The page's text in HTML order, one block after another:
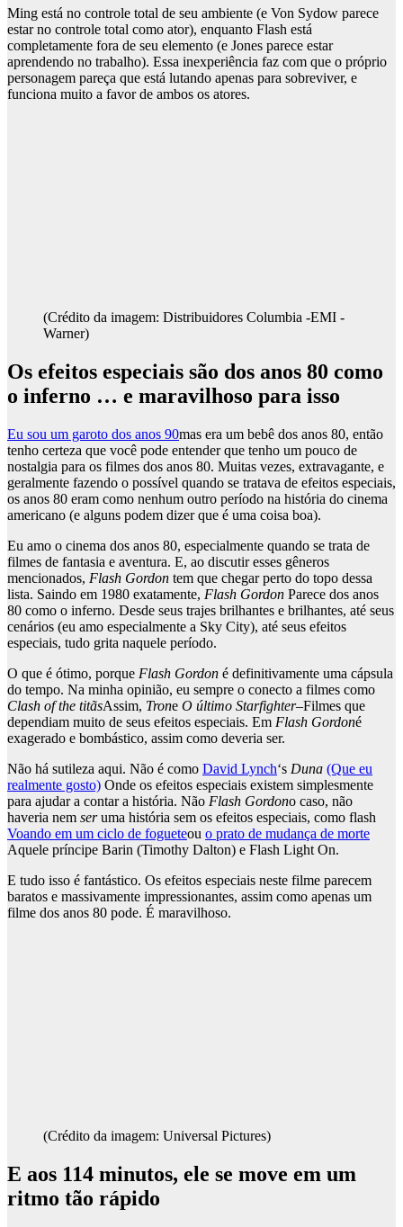
Ming está no controle total de seu ambiente (e Von Sydow parece
estar no controle total como ator), enquanto Flash está
completamente fora de seu elemento (e Jones parece estar
aprendendo no trabalho). Essa inexperiência faz com que o próprio
personagem pareça que está lutando apenas para sobreviver, e
funciona muito a favor de ambos os atores.
(Crédito da imagem: Distribuidores Columbia -EMI -
Warner)
Os efeitos especiais são dos anos 80 como
o inferno … e maravilhoso para isso
Eu sou um garoto dos anos 90mas era um bebê dos anos 80, então
tenho certeza que você pode entender que tenho um pouco de
nostalgia para os filmes dos anos 80. Muitas vezes, extravagante, e
geralmente fazendo o possível quando se tratava de efeitos especiais,
os anos 80 eram como nenhum outro período na história do cinema
americano (e alguns podem dizer que é uma coisa boa).
Eu amo o cinema dos anos 80, especialmente quando se trata de
filmes de fantasia e aventura. E, ao discutir esses gêneros
mencionados, Flash Gordon tem que chegar perto do topo dessa
lista. Saindo em 1980 exatamente, Flash Gordon Parece dos anos
80 como o inferno. Desde seus trajes brilhantes e brilhantes, até seus
cenários (eu amo especialmente a Sky City), até seus efeitos
especiais, tudo grita naquele período.
O que é ótimo, porque Flash Gordon é definitivamente uma cápsula
do tempo. Na minha opinião, eu sempre o conecto a filmes como
Clash of the titãsAssim, Trone O último Starfighter–Filmes que
dependiam muito de seus efeitos especiais. Em Flash Gordoné
exagerado e bombástico, assim como deveria ser.
Não há sutileza aqui. Não é como David Lynch‘s Duna (Que eu
realmente gosto) Onde os efeitos especiais existem simplesmente
para ajudar a contar a história. Não Flash Gordono caso, não
haveria nem seruma história sem os efeitos especiais, como flash
Voando em um ciclo de fogueteou o prato de mudança de morte
Aquele príncipe Barin (Timothy Dalton) e Flash Light On.
E tudo isso é fantástico. Os efeitos especiais neste filme parecem
baratos e massivamente impressionantes, assim como apenas um
filme dos anos 80 pode. É maravilhoso.
(Crédito da imagem: Universal Pictures)
E aos 114 minutos, ele se move em um
ritmo tão rápido